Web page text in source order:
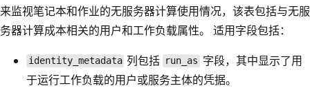
来监视笔记本和作业的无服务器计算使用情况，该表包括与无服
务器计算成本相关的用户和工作负载属性。 适用字段包括：
identity_metadata 列包括 run_as 字段，其中显示了用
于运行工作负载的用户或服务主体的凭据。